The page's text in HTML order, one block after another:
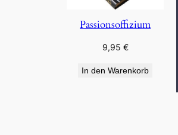
Passionsoffizium
9,95 €
In den Warenkorb